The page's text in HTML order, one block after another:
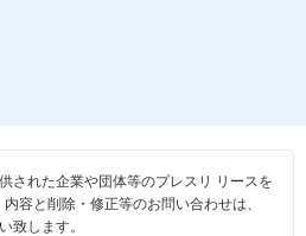
された企業や団体等のプレスリ リースを
容と削除・修正等のお問い合わせは、
致します。